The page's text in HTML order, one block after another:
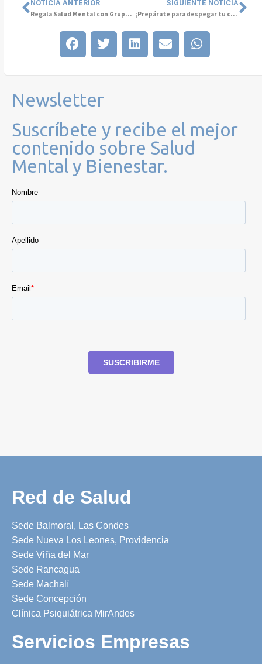
NOTICIA ANTERIOR
Regala Salud Mental con Grupo Cetep: Impacta Positivamente al Bienestar de tu Comunidad
SIGUIENTE NOTICIA
¡Prepárate para despegar tu carrera en el sector de la salud mental!
Newsletter
Suscríbete y recibe el mejor
contenido sobre Salud
Mental y Bienestar.
Red de Salud
Sede Balmoral, Las Condes
Sede Nueva Los Leones, Providencia
Sede Viña del Mar
Sede Rancagua
Sede Machalí
Sede Concepción
Clínica Psiquiátrica MirAndes
Servicios Empresas